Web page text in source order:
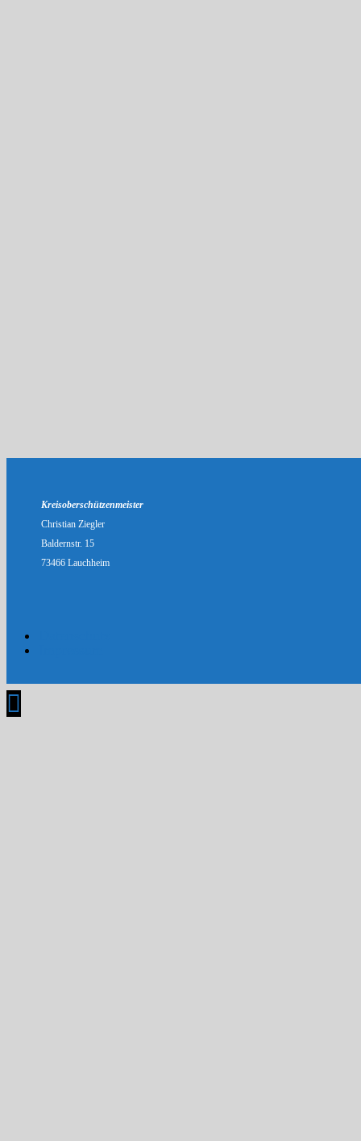
Kreisoberschützenmeister
Christian Ziegler
Baldernstr. 15
73466 Lauchheim